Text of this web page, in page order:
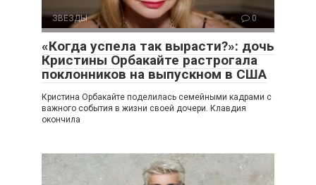
ЗВЕЗДЫ 0
«Когда успела так вырасти?»: дочь
Кристины Орбакайте растрогала
поклонников на выпускном в США
Кристина Орбакайте поделилась семейными кадрами с
важного события в жизни своей дочери. Клавдия
окончила